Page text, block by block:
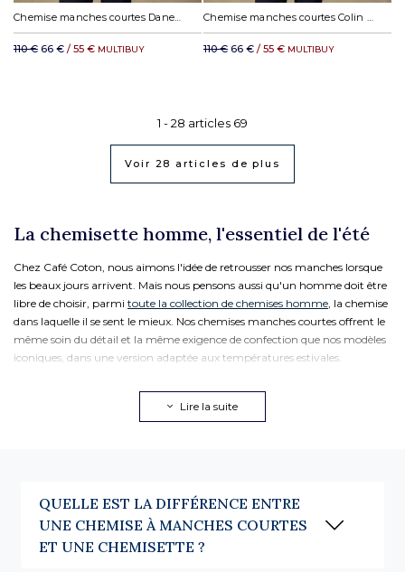
110 € 66 € / 55 € MULTIBUY 110 € 66 € / 55 € MULTIBUY
1 -28 articles 69
Voir 28 articles de plus
La chemisette homme, l'essentiel de l'été
Chez Café Coton, nous aimons l'idée de retrousser nos manches lorsque
les beaux jours arrivent. Mais nous pensons aussi qu'un homme doit être
libre de choisir, parmi toute la collection de chemises homme , la chemise
dans laquelle il se sent le mieux. Nos chemises manches courtes offrent le
même soin du détail et la même exigence de confection que nos modèles
iconiques, dans une version adaptée aux températures estivales.
accompagnent chaque moment de l'été en ville, au bureau, en voyage
ou en vacances. La chemise à manches courtes n'est pas un compromis.
iconiques : les mêmes cols, les mêmes matières, la même attention
portée à la coupe. Simplement, sans les manches.
Quelle matière pour une chemise à
Lire la suite
QUELLE EST LA DIFFÉRENCE ENTRE
UNE CHEMISE À MANCHES COURTES
ET UNE CHEMISETTE ?